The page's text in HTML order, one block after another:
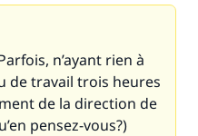
n’ayant rien à
de travail trois heures
de la direction de
pensez-vous?)